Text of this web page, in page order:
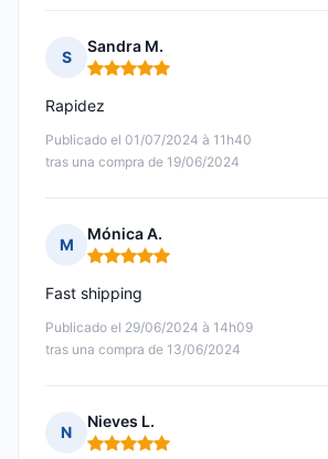
S
Sandra M.
Nota: 5 de 5
Publicado el 01/07/2024 à 11h40
tras una compra de 19/06/2024
Rapidez
M
Mónica A.
Nota: 5 de 5
Publicado el 29/06/2024 à 14h09
tras una compra de 13/06/2024
Fast shipping
N
Nieves L.
Nota: 5 de 5